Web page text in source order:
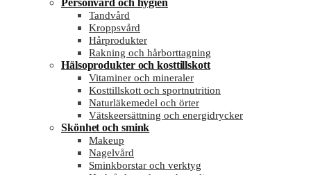
Tandvård
Kroppsvård
Hårprodukter
Rakning och hårborttagning
Hälsoprodukter och kosttillskott
Vitaminer och mineraler
Kosttillskott och sportnutrition
Naturläkemedel och örter
Vätskeersättning och energidrycker
Skönhet och smink
Makeup
Nagelvård
Sminkborstar och verktyg